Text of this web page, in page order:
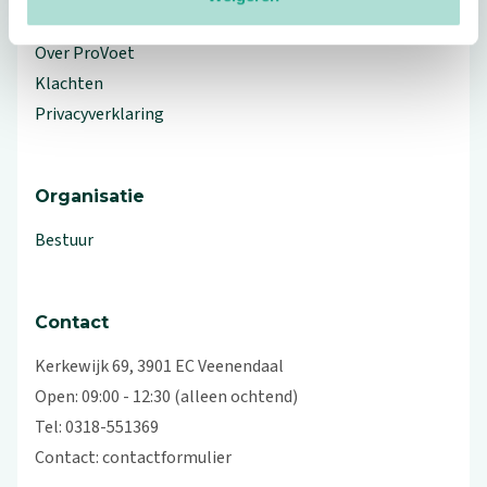
Workshops en lezingen
Over ProVoet
Klachten
Privacyverklaring
Organisatie
Bestuur
Contact
Kerkewijk 69, 3901 EC Veenendaal
Open: 09:00 - 12:30 (alleen ochtend)
Tel: 0318-551369
Contact:contactformulier